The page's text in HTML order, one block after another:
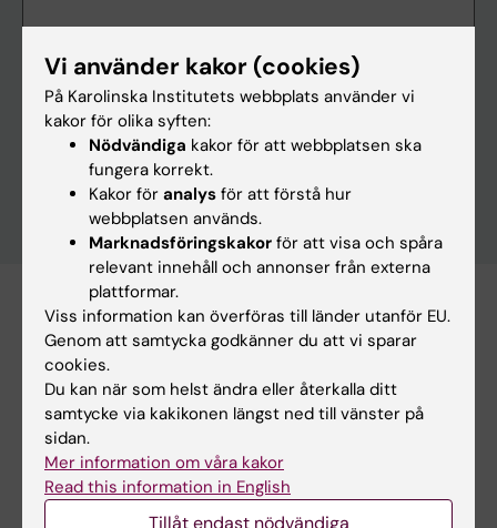
Rensa
Prenumerera på denna sökning som RSS
Prenumerera på denna sökning som Webcal
13 november
13 november 17:00 - 18:45
Promotionshögtid
Vi använder kakor (cookies)
På Karolinska Institutets webbplats använder vi
kakor för olika syften:
Nödvändiga kakor för att webbplatsen ska
fungera korrekt.
Kakor för analys för att förstå hur
webbplatsen används.
Marknadsföringskakor för att visa och spåra
relevant innehåll och annonser från externa
plattformar.
Viss information kan överföras till länder utanför EU.
Genom att samtycka godkänner du att vi sparar
cookies.
Du kan när som helst ändra eller återkalla ditt
samtycke via kakikonen längst ned till vänster på
sidan.
Mer information om våra kakor
Read this information in English
Tillåt endast nödvändiga